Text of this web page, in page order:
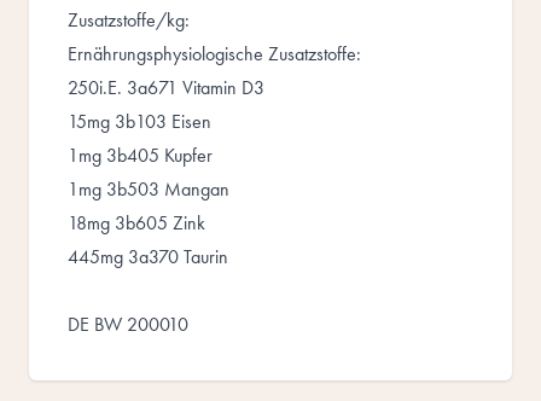
Zusatzstoffe/kg:
Ernährungsphysiologische Zusatzstoffe:
250i.E. 3a671 Vitamin D3
15mg 3b103 Eisen
1mg 3b405 Kupfer
1mg 3b503 Mangan
18mg 3b605 Zink
445mg 3a370 Taurin
DE BW 200010